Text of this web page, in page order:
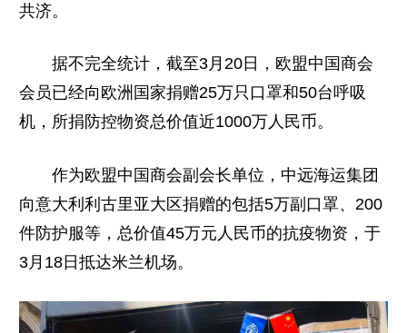
共济。
据不完全统计，截至3月20日，欧盟中国商会
会员已经向欧洲国家捐赠25万只口罩和50台呼吸
机，所捐防控物资总价值近1000万人民币。
作为欧盟中国商会副会长单位，中远海运集团
向意大利利古里亚大区捐赠的包括5万副口罩、200
件防护服等，总价值45万元人民币的抗疫物资，于
3月18日抵达米兰机场。